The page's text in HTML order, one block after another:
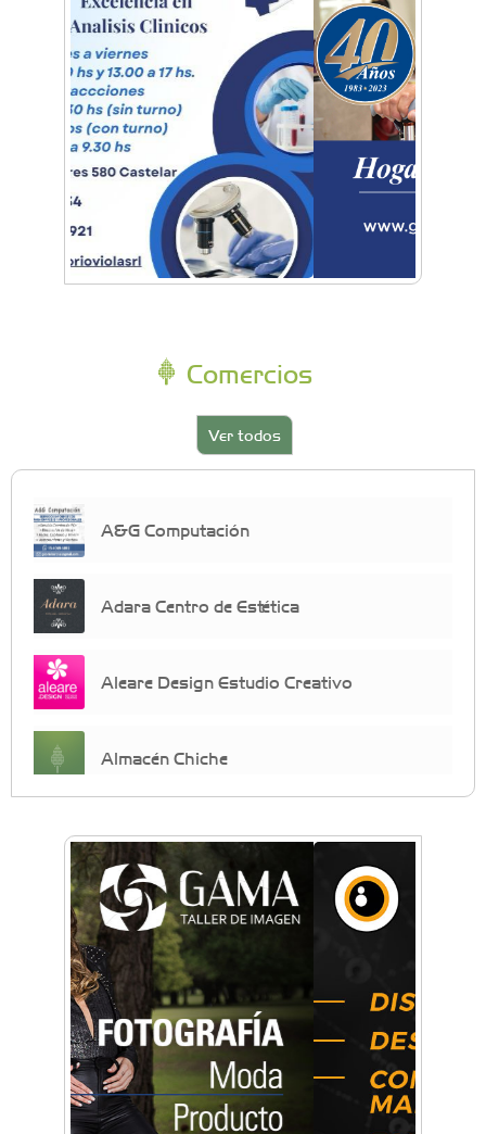
Comercios
Ver todos
A&G Computación
Adara Centro de Estética
Aleare Design Estudio Creativo
Almacén Chiche
crecimiento personal
Arq. Horacio Alejandro Sánchez
Artística ApasionArte
Artística Catalina